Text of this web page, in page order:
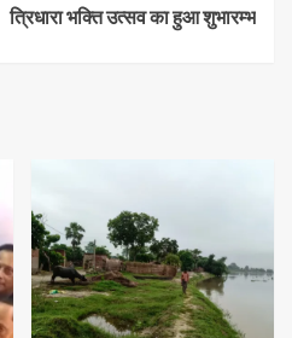
त्रिधारा भक्ति उत्सव का हुआ शुभारम्भ